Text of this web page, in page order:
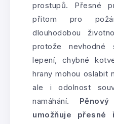
prostupů. Přesné
přitom pro
dlouhodobou
protože nevhodné
lepení, chybné
hrany mohou oslabit
ale i odolnost
namáhání.
umožňuje přesné